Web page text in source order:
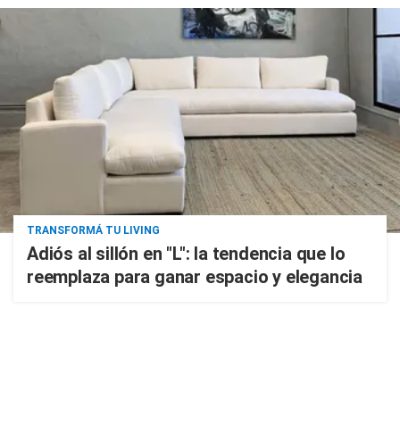
TRANSFORMÁ TU LIVING
Adiós al sillón en "L": la tendencia que lo
reemplaza para ganar espacio y elegancia